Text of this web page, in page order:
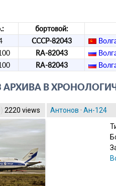
бортовой:
СССР-82043
RA-82043
RA-82043
АРХИВА В
2220 views Антонов · Ан-124